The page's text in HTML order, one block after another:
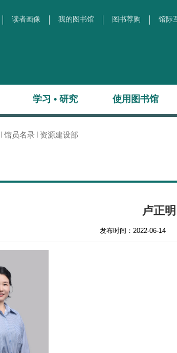
读者画像 我的图书馆 图书荐购 馆际
学习 • 研究 使用图书馆
馆员名录 资源建设部
卢正明
发布时间：2022-06-14